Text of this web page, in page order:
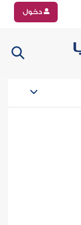
دخول